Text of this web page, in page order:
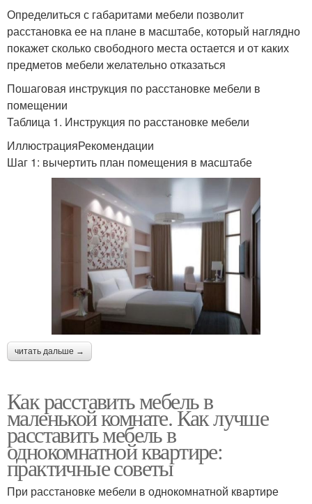
Определиться с габаритами мебели позволит
расстановка ее на плане в масштабе, который наглядно
покажет сколько свободного места остается и от каких
предметов мебели желательно отказаться
Пошаговая инструкция по расстановке мебели в
помещении
Таблица 1. Инструкция по расстановке мебели
ИллюстрацияРекомендации
Шаг 1: вычертить план помещения в масштабе
читать дальше →
Как расставить мебель в
маленькой комнате. Как лучше
расставить мебель в
однокомнатной квартире:
практичные советы
При расстановке мебели в однокомнатной квартире